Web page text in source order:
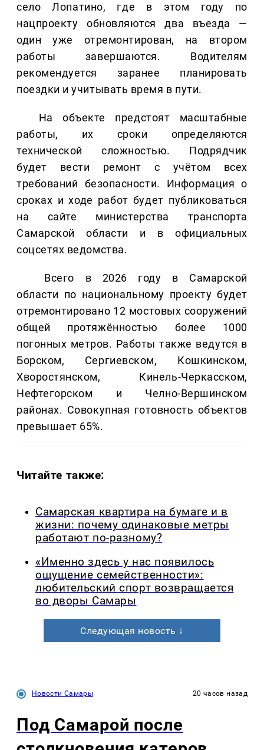
село Лопатино, где в этом году по
нацпроекту обновляются два въезда —
один уже отремонтирован, на втором
работы завершаются. Водителям
рекомендуется заранее планировать
поездки и учитывать время в пути.
На объекте предстоят масштабные
работы, их сроки определяются
технической сложностью. Подрядчик
будет вести ремонт с учётом всех
требований безопасности. Информация о
сроках и ходе работ будет публиковаться
на сайте министерства транспорта
Самарской области и в официальных
соцсетях ведомства.
Всего в 2026 году в Самарской
области по национальному проекту будет
отремонтировано 12 мостовых сооружений
общей протяжённостью более 1000
погонных метров. Работы также ведутся в
Борском, Сергиевском, Кошкинском,
Хворостянском, Кинель-Черкасском,
Нефтегорском и Челно-Вершинском
районах. Совокупная готовность объектов
превышает 65%.
Читайте также:
Самарская квартира на бумаге и в
жизни: почему одинаковые метры
работают по-разному?
«Именно здесь у нас появилось
ощущение семейственности»:
любительский спорт возвращается
во дворы Самары
Следующая новость ↓
Новости Самары 20 часов назад
Под Самарой после